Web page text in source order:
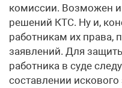
комиссии. Возможен
решений КТС. Ну и,
работникам их права,
заявлений. Для
работника в суде
составлении